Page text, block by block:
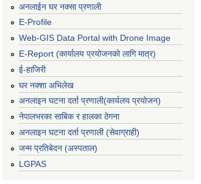
अनलाईन घर नक्सा प्रणाली
E-Profile
Web-GIS Data Portal with Drone Image
E-Report (कार्यालय प्रयोजनको लागि मात्र)
ई-हाजिरी
घर नक्शा अभिलेख
अनलाइन घटना दर्ता प्रणाली(कार्यलय प्रयोजन)
नेपालभरका साबिक र हालका ठेगना
अनलाइन घटना दर्ता प्रणाली (सेवाग्राही)
जन्म प्रतिबेदन (अस्पताल)
LGPAS